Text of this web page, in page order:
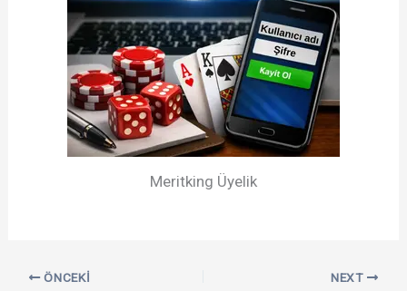
Meritking Üyelik
ÖNCEKI NEXT